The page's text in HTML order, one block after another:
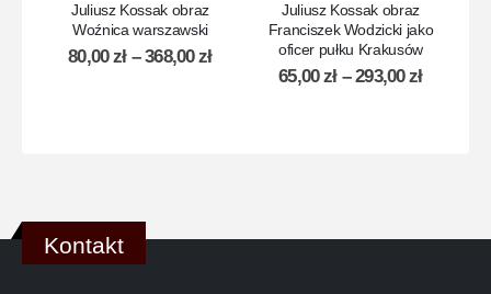
Juliusz Kossak obraz
Woźnica warszawski
80,00zł – 368,00zł
Juliusz Kossak obraz
Franciszek Wodzicki jako
oficer pułku Krakusów
65,00zł – 293,00zł
Kontakt